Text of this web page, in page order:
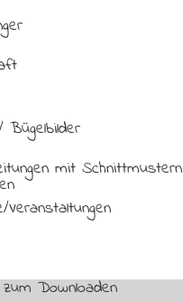
mit Schnittmustern
Veranstaltungen
Downloaden